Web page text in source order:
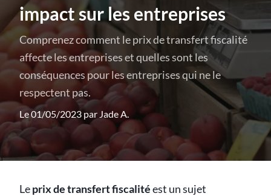
impact sur les entreprises
Comprenez comment le prix de transfert fiscalité
affecte les entreprises et quelles sont les
conséquences pour les entreprises qui ne le
respectent pas.
Le 01/05/2023 par Jade A.
Leprix de transfert fiscalitéest un sujet